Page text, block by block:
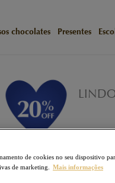
chocolates Presentes
R$
de cookies no seu dispositivo
de marketing.
Mais informações